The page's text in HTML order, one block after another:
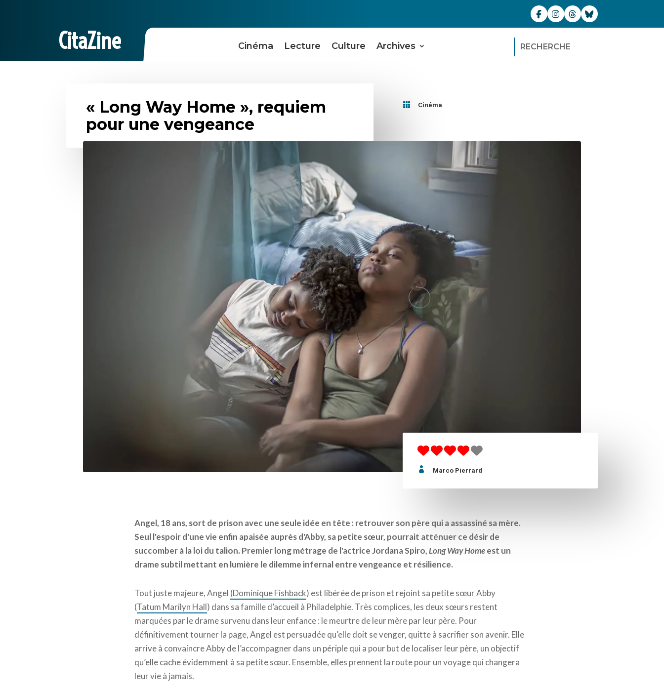
CitaZine Cinéma Lecture Culture Archives RECHERCHE
« Long Way Home », requiem
pour une vengeance
 Cinéma
 Marco Pierrard
Angel, 18 ans, sort de prison avec une seule idée en tête : retrouver son père qui a assassiné sa mère.
Seul l'espoir d'une vie enfin apaisée auprès d'Abby, sa petite sœur, pourrait atténuer ce désir de
succomber à la loi du talion. Premier long métrage de l'actrice Jordana Spiro,Long Way Homeest un
drame subtil mettant en lumière le dilemme infernal entre vengeance et résilience.
Tout juste majeure, Angel (Dominique Fishback) est libérée de prison et rejoint sa petite sœur Abby
(Tatum Marilyn Hall) dans sa famille d’accueil à Philadelphie. Très complices, les deux sœurs restent
marquées par le drame survenu dans leur enfance : le meurtre de leur mère par leur père. Pour
définitivement tourner la page, Angel est persuadée qu’elle doit se venger, quitte à sacrifier son avenir. Elle
arrive à convaincre Abby de l’accompagner dans un périple qui a pour but de localiser leur père, un objectif
qu’elle cache évidemment à sa petite sœur. Ensemble, elles prennent la route pour un voyage qui changera
leur vie à jamais.